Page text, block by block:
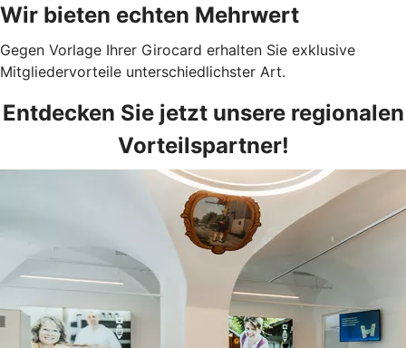
Wir bieten echten Mehrwert
Gegen Vorlage Ihrer Girocard erhalten Sie exklusive
Mitgliedervorteile unterschiedlichster Art.
Entdecken Sie jetzt unsere regionalen
Vorteilspartner!